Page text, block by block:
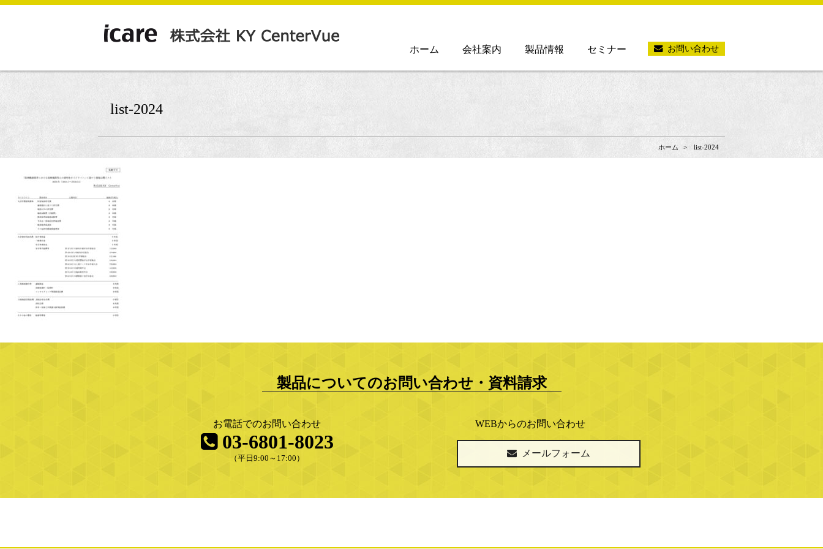
ホーム 会社案内 製品情報 セミナー お問い合わせ
list-2024
ホーム list-2024
製品についてのお問い合わせ・資料請求
お電話でのお問い合わせ
03-6801-8023
（平日9:00～17:00）
WEBからのお問い合わせ
メールフォーム